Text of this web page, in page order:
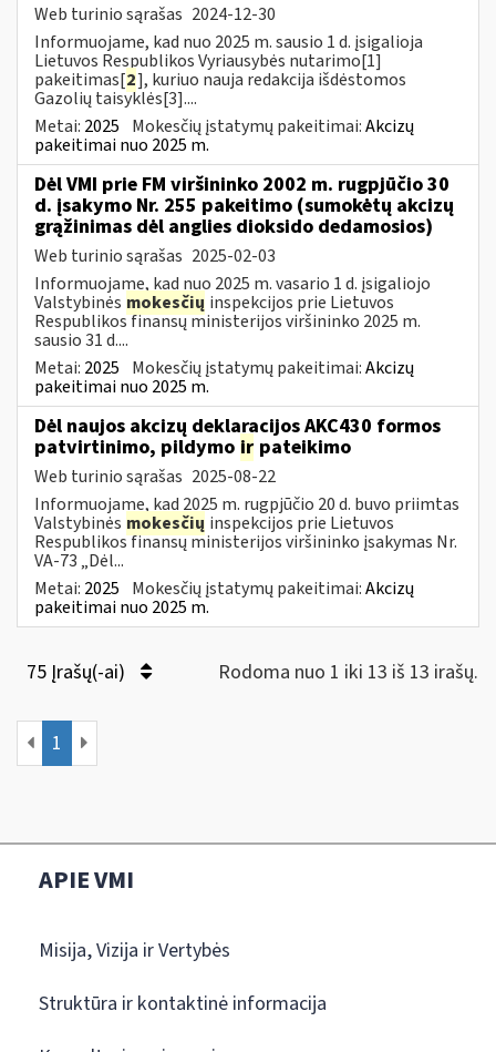
Web turinio sąrašas 2024-12-30
Informuojame, kad nuo 2025 m. sausio 1 d. įsigalioja
Lietuvos Respublikos Vyriausybės nutarimo[1]
pakeitimas[2], kuriuo nauja redakcija išdėstomos
Gazolių taisyklės[3]....
Metai: 2025 Mokesčių įstatymų pakeitimai:Akcizų
pakeitimai nuo 2025 m.
Dėl VMI prie FM viršininko 2002 m. rugpjūčio 30
d. įsakymo Nr. 255 pakeitimo (sumokėtų akcizų
grąžinimas dėl anglies dioksido dedamosios)
Web turinio sąrašas 2025-02-03
Informuojame, kad nuo 2025 m. vasario 1 d. įsigaliojo
Valstybinės mokesčių inspekcijos prie Lietuvos
Respublikos finansų ministerijos viršininko 2025 m.
sausio 31 d....
Metai: 2025 Mokesčių įstatymų pakeitimai:Akcizų
pakeitimai nuo 2025 m.
Dėl naujos akcizų deklaracijos AKC430 formos
patvirtinimo, pildymo ir pateikimo
Web turinio sąrašas 2025-08-22
Informuojame, kad 2025 m. rugpjūčio 20 d. buvo priimtas
Valstybinės mokesčių inspekcijos prie Lietuvos
Respublikos finansų ministerijos viršininko įsakymas Nr.
VA-73 „Dėl...
Metai: 2025 Mokesčių įstatymų pakeitimai:Akcizų
pakeitimai nuo 2025 m.
75 Įrašų(-ai) Rodoma nuo 1 iki 13 iš 13 irašų.
1
APIE VMI
Misija, Vizija ir Vertybės
Struktūra ir kontaktinė informacija